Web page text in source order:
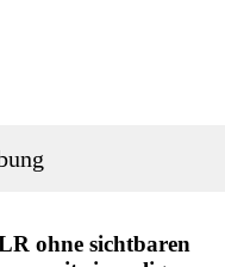
ohne sichtbaren